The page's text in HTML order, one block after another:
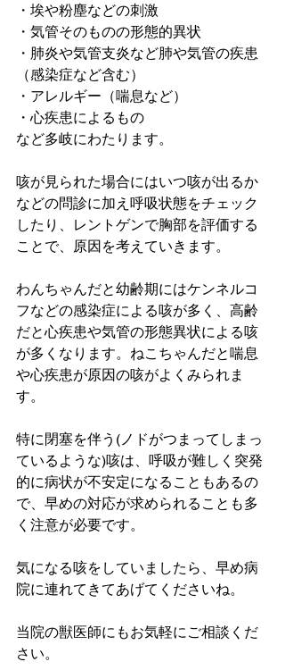
・埃や粉塵などの刺激
・気管そのものの形態的異状
・肺炎や気管支炎など肺や気管の疾患
（感染症など含む）
・アレルギー（喘息など）
・心疾患によるもの
など多岐にわたります。
咳が見られた場合にはいつ咳が出るか
などの問診に加え呼吸状態をチェック
したり、レントゲンで胸部を評価する
ことで、原因を考えていきます。
わんちゃんだと幼齢期にはケンネルコ
フなどの感染症による咳が多く、高齢
だと心疾患や気管の形態異状による咳
が多くなります。ねこちゃんだと喘息
や心疾患が原因の咳がよくみられま
す。
特に閉塞を伴う(ノドがつまってしまっ
ているような)咳は、呼吸が難しく突発
的に病状が不安定になることもあるの
で、早めの対応が求められることも多
く注意が必要です。
気になる咳をしていましたら、早め病
院に連れてきてあげてくださいね。
当院の獣医師にもお気軽にご相談くだ
さい。